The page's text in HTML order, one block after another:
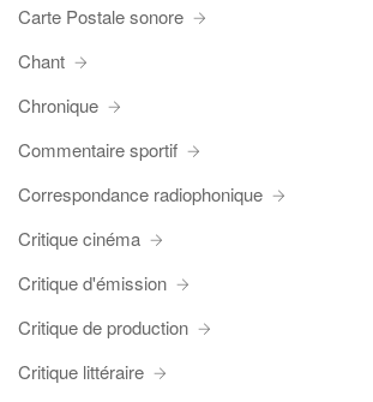
Carte Postale sonore
Chant
Chronique
Commentaire sportif
Correspondance radiophonique
Critique cinéma
Critique d'émission
Critique de production
Critique littéraire